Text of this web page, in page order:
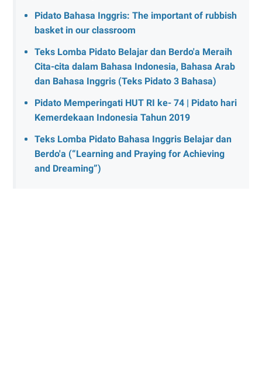
Pidato Bahasa Inggris: The important of rubbish
basket in our classroom
Teks Lomba Pidato Belajar dan Berdo'a Meraih
Cita-cita dalam Bahasa Indonesia, Bahasa Arab
dan Bahasa Inggris (Teks Pidato 3 Bahasa)
Pidato Memperingati HUT RI ke- 74 | Pidato hari
Kemerdekaan Indonesia Tahun 2019
Teks Lomba Pidato Bahasa Inggris Belajar dan
Berdo'a (“Learning and Praying for Achieving
and Dreaming”)